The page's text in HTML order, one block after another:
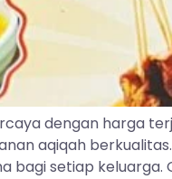
dengan harga
aqiqah
setiap keluarga.